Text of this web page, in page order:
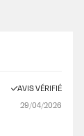
AVIS VÉRIFIÉ
29/04/2026